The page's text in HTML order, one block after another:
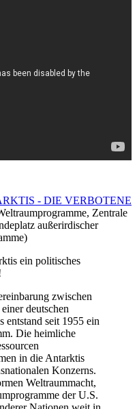
- DIE VERBOTENE
Zentrale
außerirdischer
ein politisches
zwischen
deutschen
entstand seit 1955 ein
Die heimliche
in die Antarktis
Konzerns.
Weltraummacht,
der U.S.